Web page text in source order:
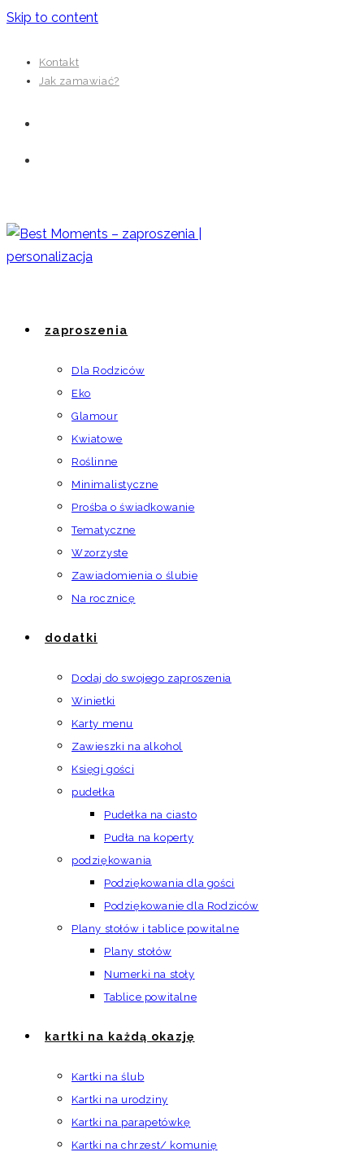
Skip to content
Kontakt
Jak zamawiać?
zaproszenia
Dla Rodziców
Eko
Glamour
Kwiatowe
Roślinne
Minimalistyczne
Prośba o świadkowanie
Tematyczne
Wzorzyste
Zawiadomienia o ślubie
Na rocznicę
dodatki
Dodaj do swojego zaproszenia
Winietki
Karty menu
Zawieszki na alkohol
Księgi gości
pudełka
Pudełka na ciasto
Pudła na koperty
podziękowania
Podziękowania dla gości
Podziękowanie dla Rodziców
Plany stołów i tablice powitalne
Plany stołów
Numerki na stoły
Tablice powitalne
kartki na każdą okazję
Kartki na ślub
Kartki na urodziny
Kartki na parapetówkę
Kartki na chrzest/ komunię